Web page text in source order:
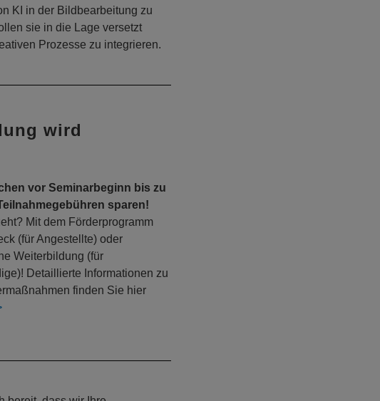
KI in der Bildbearbeitung zu
sie in die Lage versetzt
Prozesse zu integrieren.
wird
vor Seminarbeginn bis zu
sparen!
Mit dem Förderprogramm
(für Angestellte) oder
Weiterbildung (für
Detaillierte Informationen zu
finden Sie hier